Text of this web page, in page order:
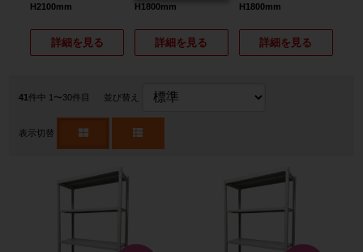
H2100mm
詳細を見る
H1800mm
詳細を見る
H1800mm
詳細を見る
41 件中 1〜30件目 並び替え
表示切替